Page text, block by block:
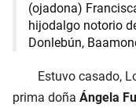
(ojadona)
hijodalgo notorio
Donlebún,
Estuvo casado,
prima doña Ángela